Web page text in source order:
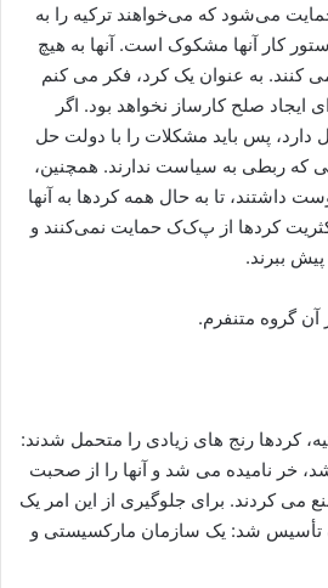
می‌شود که می‌خواهند ترکیه را به
کار آنها مشکوک است. آنها به هیچ
به عنوان یک کرد، فکر می کنم
ایجاد صلح کارساز نخواهد بود. اگر
پس باید مشکلات را با دولت حل
که ربطی به سیاست ندارند. همچنین،
داشتند، تا به حال همه کردها به آنها
کردها از پ‌ک‌ک حمایت نمی‌کنند و
ببرند.
گروه متنفرم.
۱۹۸۰ در ترکیه، کردها رنج های زیادی را متحمل شدند:
شد، خر نامیده می شد و آنها را از صحبت
می کردند. برای جلوگیری از این امر یک
تأسیس شد: یک سازمان مارکسیستی و